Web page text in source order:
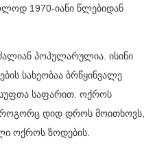
1970-იანი წლებიდან
პოპულარულია. ისინი
სახეობაა ბრწყინვალე
საფარით. ოქროს
როგორც დიდ დროს მოითხოვს,
ოქროს ზოდების.